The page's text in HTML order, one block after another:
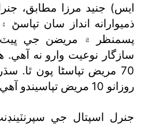
ايس) جنيد مرزا مطابق،
ذميوارانه انداز سان
پسمنظر ۾ مريضن جي
سازگار نوعيت وارو نه
70 مريض تپاسڻا پون
روزانو 10 مريض تپاسيندو آهي.
جنرل اسپتال جي